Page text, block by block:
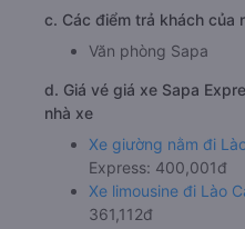
c. Các điểm trả khách của
Văn phòng Sapa
d. Giá vé giá xe Sapa
nhà xe
Xe giường nằm đi
Express: 400,001đ
Xe limousine đi Lào
361,112đ